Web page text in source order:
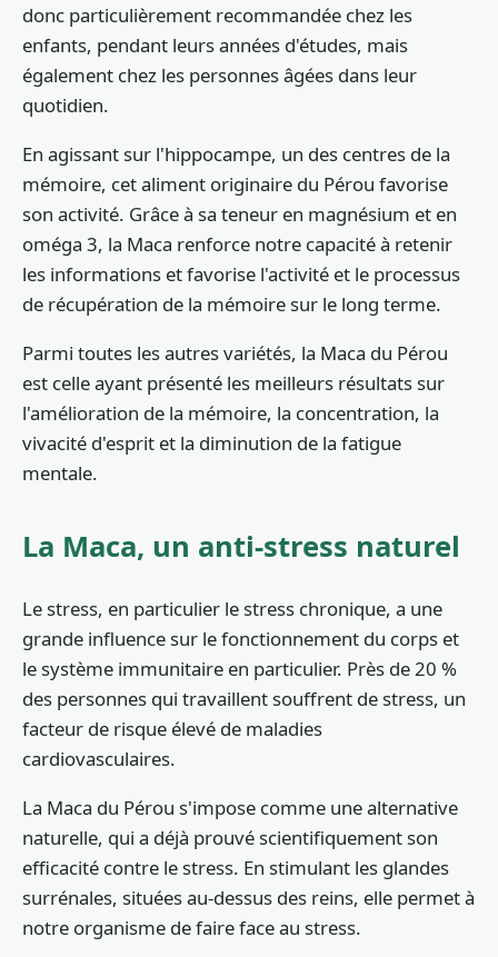
donc particulièrement recommandée chez les
enfants, pendant leurs années d'études, mais
également chez les personnes âgées dans leur
quotidien.
En agissant sur l'hippocampe, un des centres de la
mémoire, cet aliment originaire du Pérou favorise
son activité. Grâce à sa teneur en magnésium et en
oméga 3, la Maca renforce notre capacité à retenir
les informations et favorise l'activité et le processus
de récupération de la mémoire sur le long terme.
Parmi toutes les autres variétés, la Maca du Pérou
est celle ayant présenté les meilleurs résultats sur
l'amélioration de la mémoire, la concentration, la
vivacité d'esprit et la diminution de la fatigue
mentale.
La Maca, un anti-stress naturel
Le stress, en particulier le stress chronique, a une
grande influence sur le fonctionnement du corps et
le système immunitaire en particulier. Près de 20 %
des personnes qui travaillent souffrent de stress, un
facteur de risque élevé de maladies
cardiovasculaires.
La Maca du Pérou s'impose comme une alternative
naturelle, qui a déjà prouvé scientifiquement son
efficacité contre le stress. En stimulant les glandes
surrénales, situées au-dessus des reins, elle permet à
notre organisme de faire face au stress.